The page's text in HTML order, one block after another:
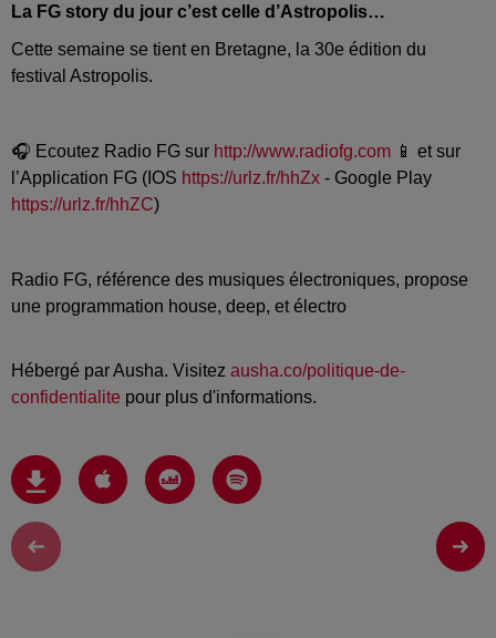
La FG story du jour c’est celle d’Astropolis…
Cette semaine se tient en Bretagne, la 30e édition du
festival Astropolis.
🎧 Ecoutez Radio FG sur http://www.radiofg.com 📱 et sur
l’Application FG (IOS https://urlz.fr/hhZx - Google Play
https://urlz.fr/hhZC)
Radio FG, référence des musiques électroniques, propose
une programmation house, deep, et électro
Hébergé par Ausha. Visitez ausha.co/politique-de-
confidentialite pour plus d'informations.